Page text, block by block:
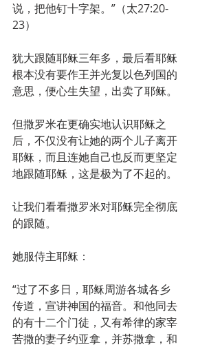
说，把他钉十字架。”（太27:20-
23）
犹大跟随耶稣三年多，最后看耶稣
根本没有要作王并光复以色列国的
意思，便心生失望，出卖了耶稣。
但撒罗米在更确实地认识耶稣之
后，不仅没有让她的两个儿子离开
耶稣，而且连她自己也反而更坚定
地跟随耶稣，这是极为了不起的。
让我们看看撒罗米对耶稣完全彻底
的跟随。
她服侍主耶稣：
“过了不多日，耶稣周游各城各乡
传道，宣讲神国的福音。和他同去
的有十二个门徒，又有希律的家宰
苦撒的妻子约亚拿，并苏撒拿，和